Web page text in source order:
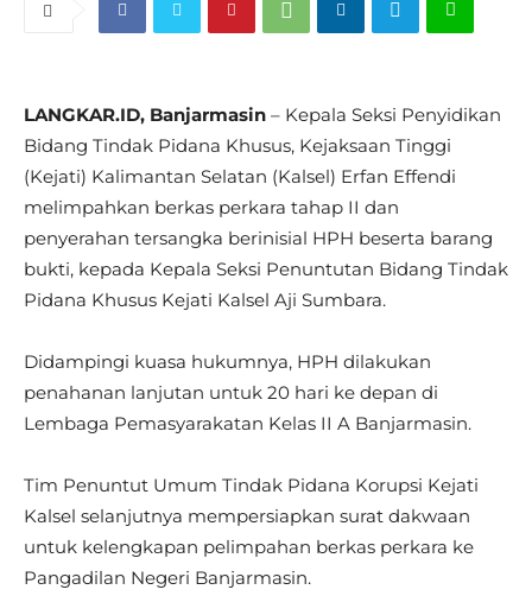
LANGKAR.ID, Banjarmasin – Kepala Seksi Penyidikan
Bidang Tindak Pidana Khusus, Kejaksaan Tinggi
(Kejati) Kalimantan Selatan (Kalsel) Erfan Effendi
melimpahkan berkas perkara tahap II dan
penyerahan tersangka berinisial HPH beserta barang
bukti, kepada Kepala Seksi Penuntutan Bidang Tindak
Pidana Khusus Kejati Kalsel Aji Sumbara.
Didampingi kuasa hukumnya, HPH dilakukan
penahanan lanjutan untuk 20 hari ke depan di
Lembaga Pemasyarakatan Kelas II A Banjarmasin.
Tim Penuntut Umum Tindak Pidana Korupsi Kejati
Kalsel selanjutnya mempersiapkan surat dakwaan
untuk kelengkapan pelimpahan berkas perkara ke
Pangadilan Negeri Banjarmasin.